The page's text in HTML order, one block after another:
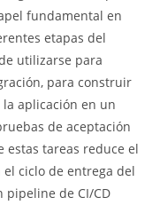
fundamental en
etapas del
utilizarse para
para construir
aplicación en un
de aceptación
estas tareas reduce el
ciclo de entrega del
pipeline de CI/CD